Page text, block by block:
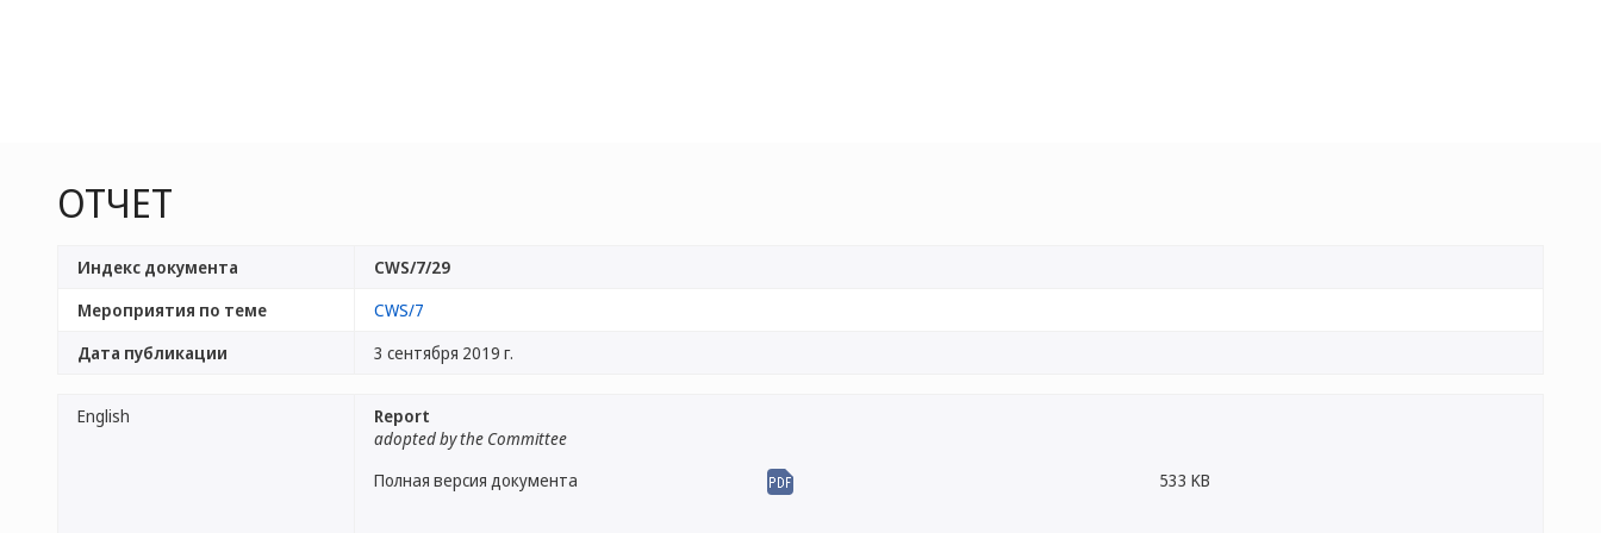
ОТЧЕТ
Индекс документа
CWS/7/29
Мероприятия по теме
CWS/7
Дата публикации
3 сентября 2019 г.
English
Report
adopted by the Committee
Полная версия документа
533 KB